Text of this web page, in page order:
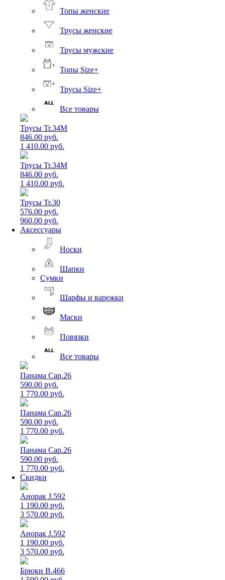
Топы женские
Трусы женские
Трусы мужские
Топы Size+
Трусы Size+
Все товары
Трусы Tr.34M
846.00 руб.
1 410.00 руб.
Трусы Tr.34M
846.00 руб.
1 410.00 руб.
Трусы Tr.30
576.00 руб.
960.00 руб.
Аксессуары
Носки
Шапки
Сумки
Шарфы и варежки
Маски
Повязки
Все товары
Панама Cap.26
590.00 руб.
1 770.00 руб.
Панама Cap.26
590.00 руб.
1 770.00 руб.
Панама Cap.26
590.00 руб.
1 770.00 руб.
Скидки
Анорак J.592
1 190.00 руб.
3 570.00 руб.
Анорак J.592
1 190.00 руб.
3 570.00 руб.
Брюки B.466